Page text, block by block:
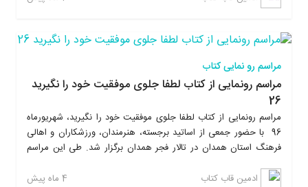
تا چندین برابر افزایش میدید. با خوندن کتاب لطفا جلوی موفقیت خود
زندگیتون رو تغییر بدید، به موفقیت برسید و از نتایجی که بدست
خیلی ساده و روان نوشته شده و در پایان هر فصل تمرینات عملی داره
که این تمرینات، ماندگاری مطالب رو در ذهن خواننده چندین برابر
بیشتر میکنه و باعث ایجاد روحیه عملگرایی میشه.
مراسم رو نمایی کتاب
مراسم رونمایی از کتاب لطفا جلوی موفقیت خود را نگیرید
26
مراسم رونمایی از کتاب لطفا جلوی موفقیت خود را نگیرید، شهریورماه
96 با حضور جمعی از اساتید برجسته، هنرمندان، ورزشکاران و اهالی
فرهنگ استان همدان در تالار فجر همدان برگزار شد. طی این مراسم
دستاندرکارانی که در مراحل شکل گیری این اثر همکاری کردند تقدیر
ادمین قاب کتاب 4 ماه پیش